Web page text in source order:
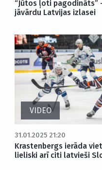
“Jūtos ļoti pagodināts”
jāvārdu Latvijas izlasei
VIDEO
31.01.2025 21:20
Krastenbergs ierāda
lieliski arī citi latvieši